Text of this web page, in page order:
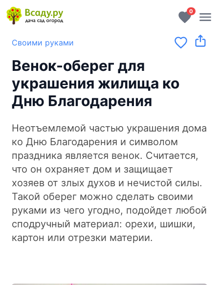
0
Своими руками
Венок-оберег для
украшения жилища ко
Дню Благодарения
Неотъемлемой частью украшения дома
ко Дню Благодарения и символом
праздника является венок. Считается,
что он охраняет дом и защищает
хозяев от злых духов и нечистой силы.
Такой оберег можно сделать своими
руками из чего угодно, подойдет любой
сподручный материал: орехи, шишки,
картон или отрезки материи.